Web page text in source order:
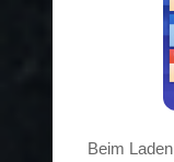
Beim